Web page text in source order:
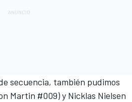
secuencia, también pudimos
Martin #009) y Nicklas Nielsen